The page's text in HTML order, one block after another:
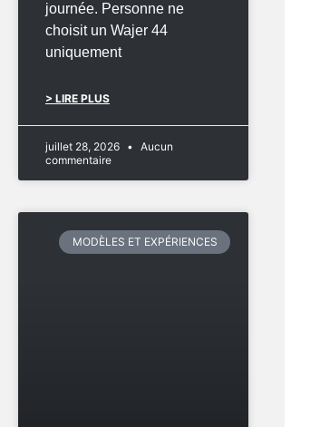
journée. Personne ne
choisit un Wajer 44
uniquement
> LIRE PLUS
juillet 28, 2026
Aucun
commentaire
MODÈLES ET EXPÉRIENCES